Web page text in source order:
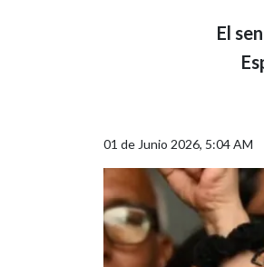
El
01 de Junio 2026, 5:04 AM